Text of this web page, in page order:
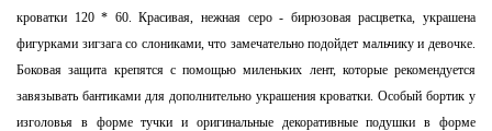
кроватки 120 * 60. Красивая, нежная серо - бирюзовая расцветка, украшена
фигурками зигзага со слониками, что замечательно подойдет мальчику и девочке.
Боковая защита крепятся с помощью миленьких лент, которые рекомендуется
завязывать бантиками для дополнительно украшения кроватки. Особый бортик у
изголовья в форме тучки и оригинальные декоративные подушки в форме